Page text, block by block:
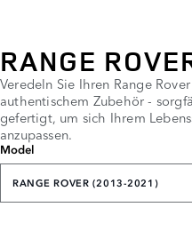
RANGE
Veredeln Sie Ihren Range
authentischem Zubehör -
gefertigt, um sich Ihrem
anzupassen.
Model
RANGE ROVER (2013-2021)